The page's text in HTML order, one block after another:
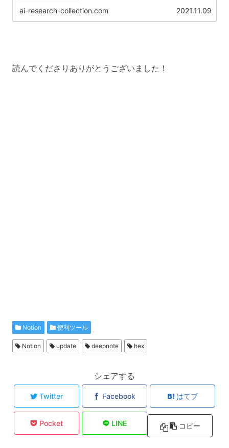
ai-research-collection.com 2021.11.09
読んでくださりありがとうございました！
Notion 便利ツール
Notion update deepnote hex
シェアする
Twitter Facebook はてブ
Pocket LINE コピー